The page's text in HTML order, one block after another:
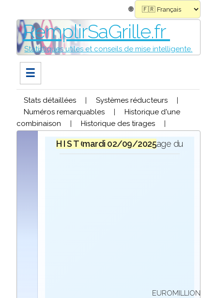
🌐
RemplirSaGrille.fr
Statistiques utiles et conseils de mise intelligente.
☰
Stats détaillées | Systèmes réducteurs
|
Numéros remarquables
|
Historique d'une
combinaison
| Historique des tirages |
H I S T O R I Q U Elors du tirage du
mardi 02/09/2025
EUROMILLIONS